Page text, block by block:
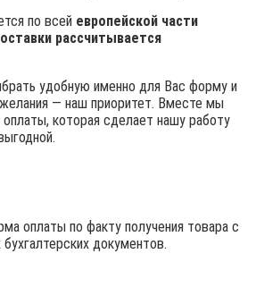
по всей европейской части
рассчитывается
удобную именно для Вас форму и
— наш приоритет. Вместе мы
которая сделает нашу работу
оплаты по факту получения товара с
документов.